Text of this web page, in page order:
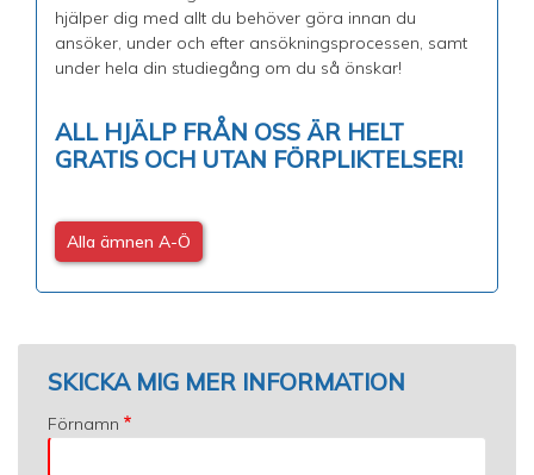
hjälper dig med allt du behöver göra innan du
ansöker, under och efter ansökningsprocessen, samt
under hela din studiegång om du så önskar!
ALL HJÄLP FRÅN OSS ÄR HELT
GRATIS OCH UTAN FÖRPLIKTELSER!
Alla ämnen A-Ö
SKICKA MIG MER INFORMATION
Förnamn